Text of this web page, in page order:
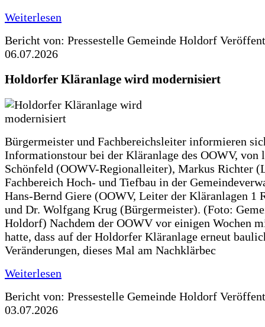
Weiterlesen
Bericht von: Pressestelle Gemeinde Holdorf
06.07.2026
Holdorfer Kläranlage wird modernisiert
Bürgermeister und Fachbereichsleiter informieren
Informationstour bei der Kläranlage des OOWV, von
Schönfeld (OOWV-Regionalleiter), Markus Richter
Fachbereich Hoch- und Tiefbau in der
Hans-Bernd Giere (OOWV, Leiter der Kläranlagen 1
und Dr. Wolfgang Krug (Bürgermeister). (Foto:
Holdorf) Nachdem der OOWV vor einigen Wochen
hatte, dass auf der Holdorfer Kläranlage erneut
Veränderungen, dieses Mal am Nachklärbec
Weiterlesen
Bericht von: Pressestelle Gemeinde Holdorf
03.07.2026